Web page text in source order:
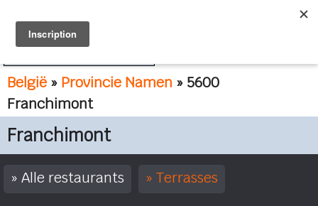
België » Provincie Namen » 5600
Franchimont
Franchimont
Alle restaurants Terrasses